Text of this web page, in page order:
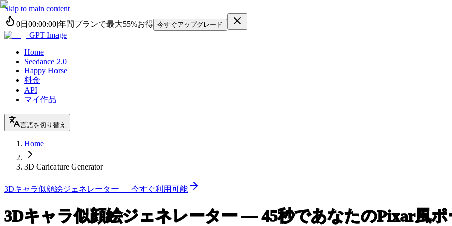
Skip to main content
0日 00:00:00|年間プランで最大55%お得 今すぐアップグレード
GPT Image
Home
Seedance 2.0
Happy Horse
料金
API
マイ作品
言語を切り替え
Home
3D Caricature Generator
3Dキャラ似顔絵ジェネレーター — 今すぐ利用可能
3Dキャラ似顔絵ジェネレーター — 45秒であなたのPixar風ポ